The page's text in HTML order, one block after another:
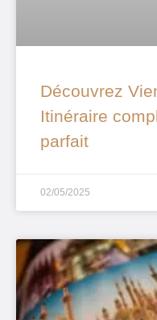
Découvrez
Itinéraire
parfait
02/05/2025